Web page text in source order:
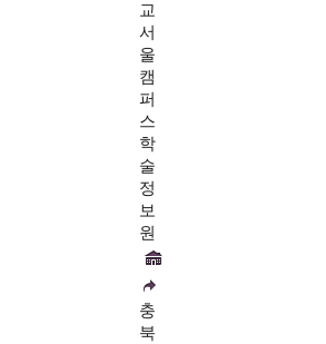
교
서
울
캠
퍼
스
학
술
정
보
원
충
북